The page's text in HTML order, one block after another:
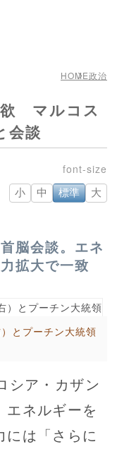
HOME政治
欲 マルコス
会談
小 中 標準 大
脳会談。エネ
拡大で一致
とプーチン大統領
シア・カザン
エネルギーを
は「さらに